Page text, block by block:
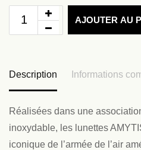
AJOUTER AU
Description Informations
Réalisées dans une
inoxydable, les lunettes
iconique de l’armée de l’air